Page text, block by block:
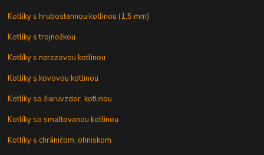
Kotlíky s hrubostennou kotlinou (1,5 mm)
Kotlíky s trojnožkou
Kotlíky s nerezovou kotlinou
Kotlíky s kovovou kotlinou
Kotlíky so žiaruvzdor. kotlinou
Kotlíky so smaltovanou kotlinou
Kotlíky s chráničom, ohniskom